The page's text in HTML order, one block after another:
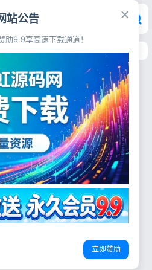
三端相亲平台
15
站公告
助9.9享高速下载通道！
立即赞助